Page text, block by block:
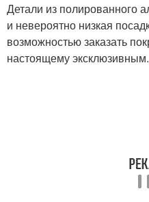
Детали из полированного
и невероятно низкая
возможностью заказать
настоящему эксклюзивным.